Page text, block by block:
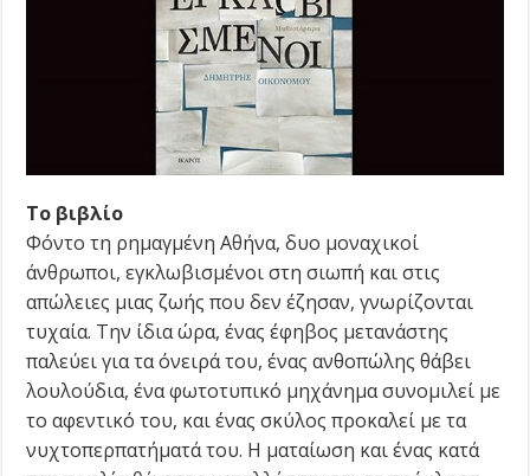
Το βιβλίο
Φόντο τη ρημαγμένη Αθήνα, δυο μοναχικοί
άνθρωποι, εγκλωβισμένοι στη σιωπή και στις
απώλειες μιας ζωής που δεν έζησαν, γνωρίζονται
τυχαία. Την ίδια ώρα, ένας έφηβος μετανάστης
παλεύει για τα όνειρά του, ένας ανθοπώλης θάβει
λουλούδια, ένα φωτοτυπικό μηχάνημα συνομιλεί με
το αφεντικό του, και ένας σκύλος προκαλεί με τα
νυχτοπερπατήματά του. Η ματαίωση και ένας κατά